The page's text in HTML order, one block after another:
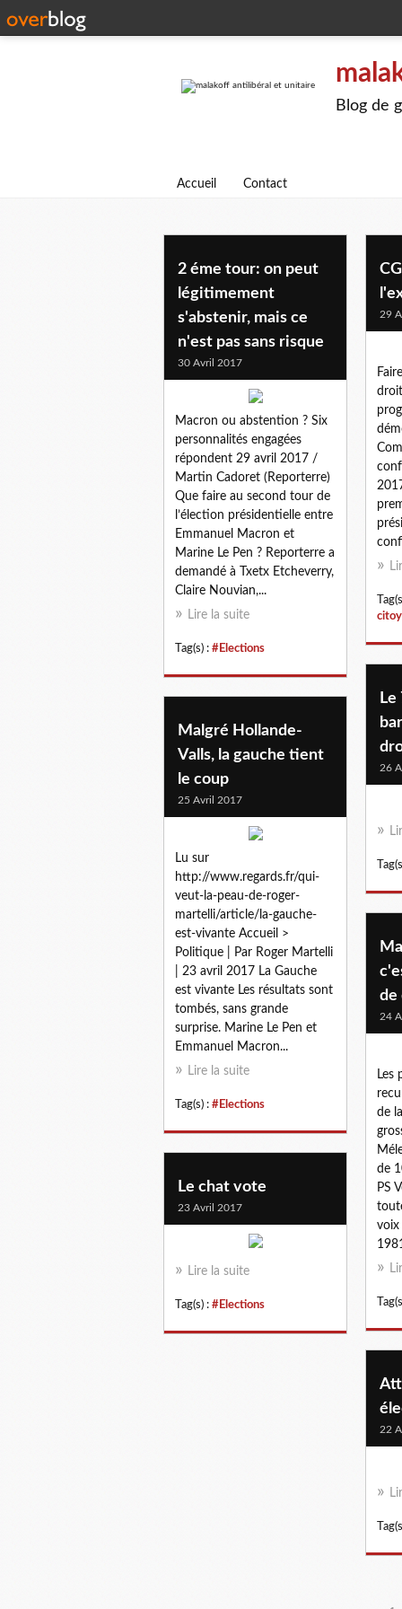
Blog de
Accueil Contact
2 éme tour: on peut
légitimement
s'abstenir, mais ce
n'est pas sans risque
30 Avril 2017
Macron ou abstention ? Six
personnalités engagées
répondent 29 avril 2017 /
Martin Cadoret (Reporterre)
Que faire au second tour de
l’élection présidentielle entre
Emmanuel Macron et
Marine Le Pen ? Reporterre a
demandé à Txetx Etcheverry,
Claire Nouvian,...
Lire la suite
Tag(s) : #Elections
29
Le
26
Malgré Hollande-
Valls, la gauche tient
le coup
25 Avril 2017
Lu sur
http://www.regards.fr/qui-
veut-la-peau-de-roger-
martelli/article/la-gauche-
est-vivante Accueil >
Politique | Par Roger Martelli
| 23 avril 2017 La Gauche
est vivante Les résultats sont
tombés, sans grande
surprise. Marine Le Pen et
Emmanuel Macron...
Lire la suite
Tag(s) : #Elections
de
24
Les
de
de
PS
voix
Le chat vote
23 Avril 2017
Lire la suite
Tag(s) : #Elections
22